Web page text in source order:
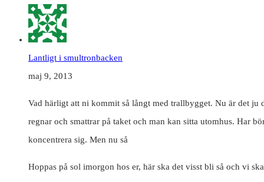
Lantligt i smultronbacken
maj 9, 2013
Vad härligt att ni kommit så långt med trallbygget. Nu är det ju
regnar och smattrar på taket och man kan sitta utomhus. Har
koncentrera sig. Men nu så
Hoppas på sol imorgon hos er, här ska det visst bli så och vi